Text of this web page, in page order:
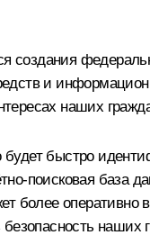
создания
и
наших
быстро
поисковая база
более
безопасность наших